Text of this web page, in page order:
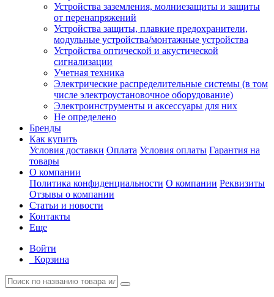
Устройства заземления, молниезащиты и защиты
от перенапряжений
Устройства защиты, плавкие предохранители,
модульные устройства/монтажные устройства
Устройства оптической и акустической
сигнализации
Учетная техника
Электрические распределительные системы (в том
числе электроустановочное оборудование)
Электроинструменты и аксессуары для них
Не определено
Бренды
Как купить
Условия доставки Оплата Условия оплаты Гарантия на
товары
О компании
Политика конфиденциальности О компании Реквизиты
Отзывы о компании
Статьи и новости
Контакты
Еще
Войти
Корзина